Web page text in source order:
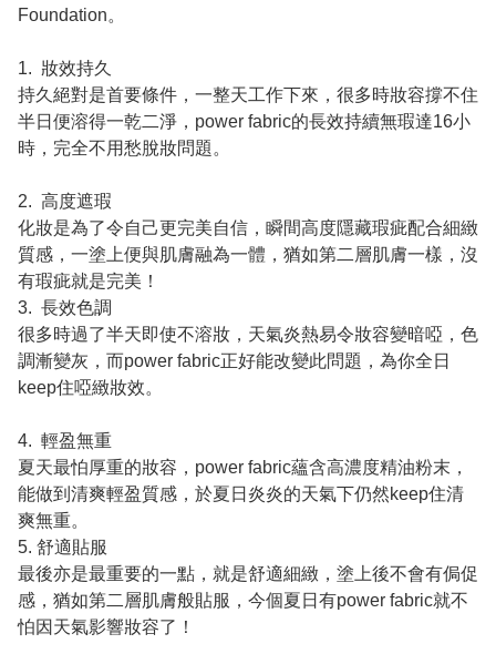
Foundation。
1. 妝效持久
持久絕對是首要條件，一整天工作下來，很多時妝容撐不住
半日便溶得一乾二淨，power fabric的長效持續無瑕達16小
時，完全不用愁脫妝問題。
2. 高度遮瑕
化妝是為了令自己更完美自信，瞬間高度隱藏瑕疵配合細緻
質感，一塗上便與肌膚融為一體，猶如第二層肌膚一樣，沒
有瑕疵就是完美！
3. 長效色調
很多時過了半天即使不溶妝，天氣炎熱易令妝容變暗啞，色
調漸變灰，而power fabric正好能改變此問題，為你全日
keep住啞緻妝效。
4. 輕盈無重
夏天最怕厚重的妝容，power fabric蘊含高濃度精油粉末，
能做到清爽輕盈質感，於夏日炎炎的天氣下仍然keep住清
爽無重。
5. 舒適貼服
最後亦是最重要的一點，就是舒適細緻，塗上後不會有侷促
感，猶如第二層肌膚般貼服，今個夏日有power fabric就不
怕因天氣影響妝容了！